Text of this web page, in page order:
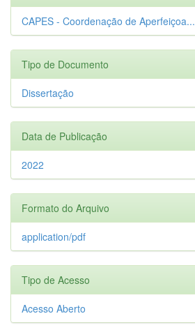
CAPES - Coordenação de Aperfeiçoa...
Tipo de Documento
Dissertação
Data de Publicação
2022
Formato do Arquivo
application/pdf
Tipo de Acesso
Acesso Aberto